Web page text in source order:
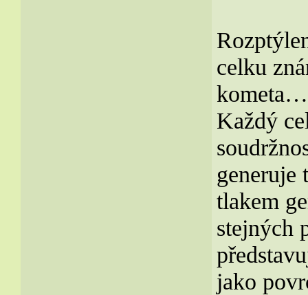
celku
Každý
generuje
tlakem
stejných
jako